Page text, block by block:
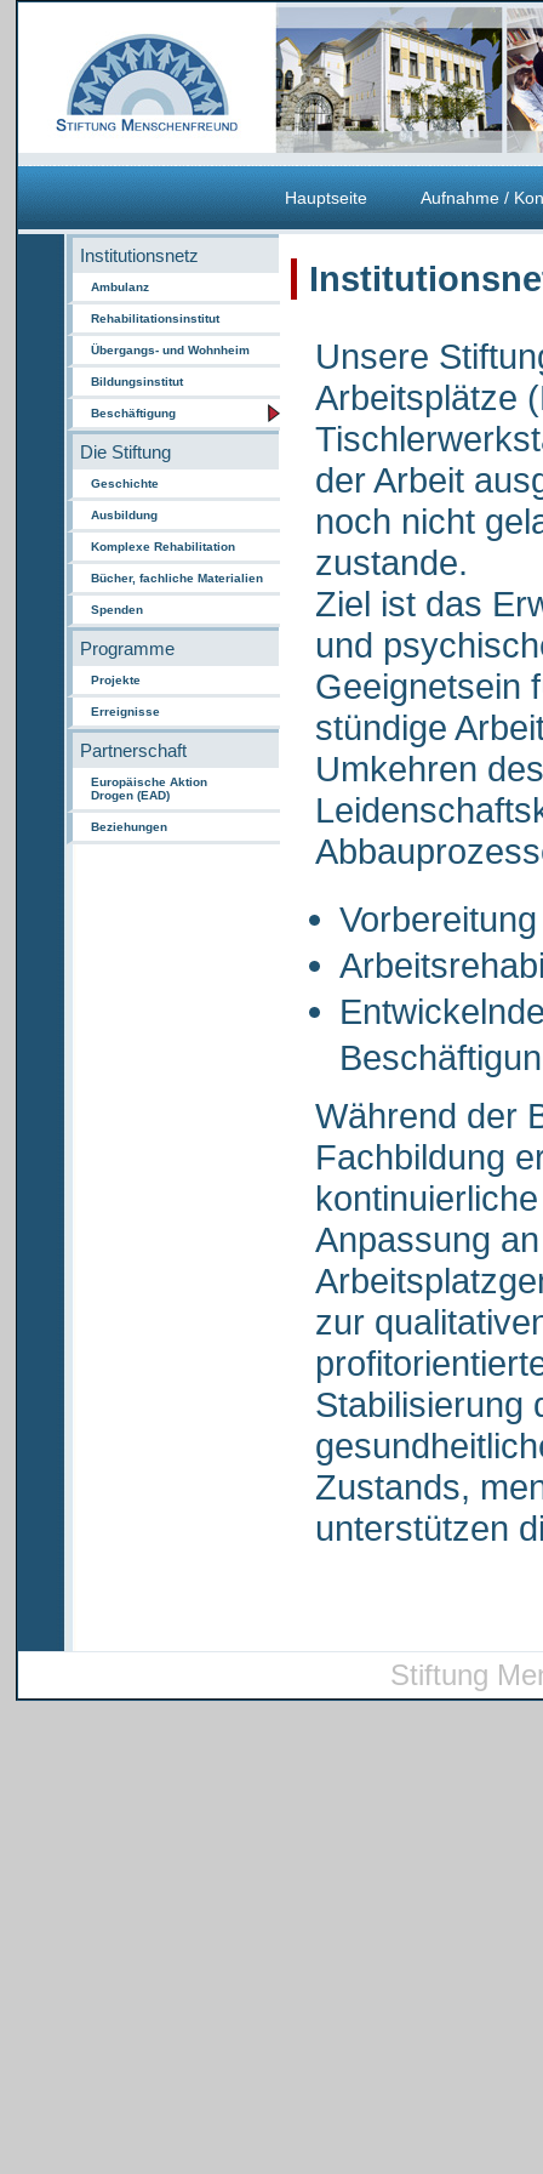
Hauptseite Aufnahme /
Institutionsnetz
Ambulanz
Rehabilitationsinstitut
Übergangs- und Wohnheim
Bildungsinstitut
Beschäftigung
Die Stiftung
Geschichte
Ausbildung
Komplexe Rehabilitation
Bücher, fachliche Materialien
Spenden
Programme
Projekte
Erreignisse
Partnerschaft
Europäische Aktion
Drogen (EAD)
Beziehungen
Unsere
Arbeitsplätze
der Arbeit
noch nicht
zustande.
Ziel ist das
und
Geeignetsein
stündige
Umkehren
Während der
Fachbildung
Anpassung
zur
Stabilisierung
Zustands,
unterstützen
Stiftung